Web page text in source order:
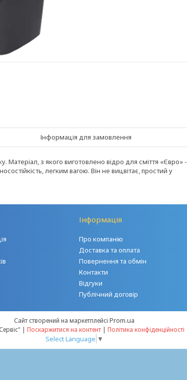
Інформація для замовлення
Матеріал, з якого виготовлено відро для сміття «Євро» -
легким вагою. Він не вицвітає, простий у
Інформація
Про компанію
Доставка та оплата
Повернення та обмін
Контакти
Відгуки
Публічний договір
Сайт створений на маркетплейсі Prom.ua
ООО "ДМД-Сервіс" | Поскаржитися на контент | Політика конфіденційності
Select Language ▼